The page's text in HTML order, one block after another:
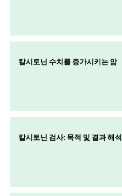
칼시토닌 수치를 증가시키는 암
칼시토닌 검사: 목적 및 결과 해석